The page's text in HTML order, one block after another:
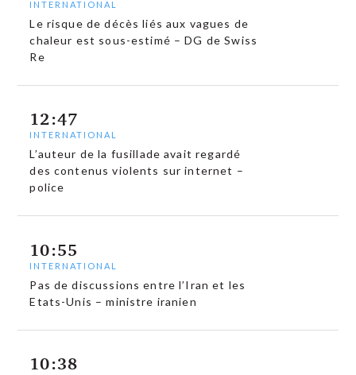
INTERNATIONAL
Le risque de décès liés aux vagues de
chaleur est sous-estimé – DG de Swiss
Re
12:47
INTERNATIONAL
L’auteur de la fusillade avait regardé
des contenus violents sur internet –
police
10:55
INTERNATIONAL
Pas de discussions entre l’Iran et les
Etats-Unis – ministre iranien
10:38